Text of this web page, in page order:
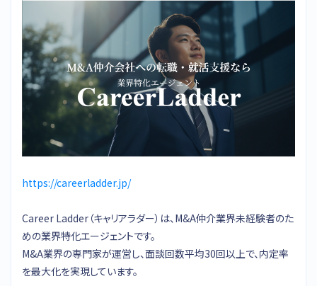
https://careerladder.jp/
Career Ladder（キャリアラダー）は、M&A仲介業界未経験者のた
めの業界特化エージェントです。
M&A業界の専門家が運営し、面談回数平均30回以上で、内定率
を最大化を実現しています。